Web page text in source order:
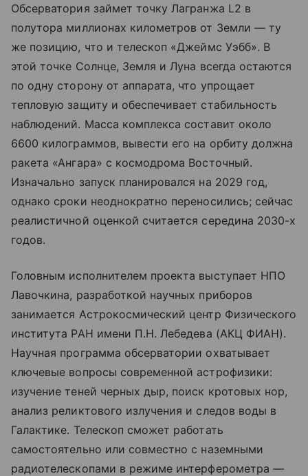
Обсерватория займет точку Лагранжа L2 в
полутора миллионах километров от Земли — ту
же позицию, что и телескоп «Джеймс Уэбб». В
этой точке Солнце, Земля и Луна всегда остаются
по одну сторону от аппарата, что упрощает
тепловую защиту и обеспечивает стабильность
наблюдений. Масса комплекса составит около
6600 килограммов, вывести его на орбиту должна
ракета «Ангара» с космодрома Восточный.
Изначально запуск планировался на 2029 год,
однако сроки неоднократно переносились; сейчас
реалистичной оценкой считается середина 2030-х
годов.
Головным исполнителем проекта выступает НПО
Лавочкина, разработкой научных приборов
занимается Астрокосмический центр Физического
института РАН имени П.Н. Лебедева (АКЦ ФИАН).
Научная программа обсерватории охватывает
ключевые вопросы современной астрофизики:
изучение теней черных дыр, поиск кротовых нор,
анализ реликтового излучения и следов воды в
Галактике. Телескоп сможет работать
самостоятельно или совместно с наземными
радиотелескопами в режиме интерферометра —